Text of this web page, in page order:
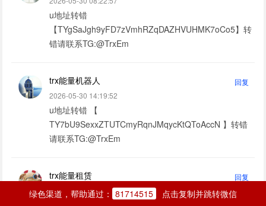
u地址转错
【TYgSaJgh9yFD7zVmhRZqDAZHVUHMK7oCo5】转
错请联系TG:@TrxEm
trx能量机器人
回复
2026-05-30 14:19:52
u地址转错 【
TY7bU9SexxZTUTCmyRqnJMqycKtQToAccN 】转错
请联系TG:@TrxEm
trx能量租赁
回复
2026-05-30 20:03:55
绿色渠道，帮助通过： 81714515 点击复制并跳转微信